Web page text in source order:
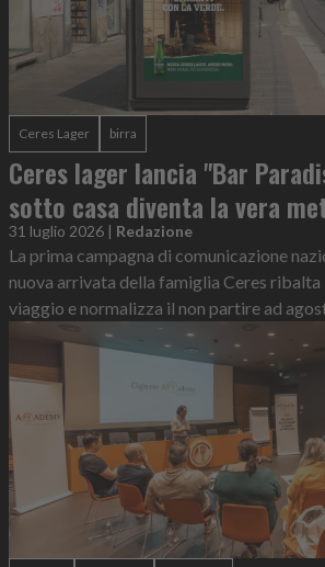
Ceres Lager birra
Ceres lager lancia "Bar
sotto casa diventa la vera
31 luglio 2026 | Redazione
La prima campagna di comunicazione
nuova arrivata della famiglia Ceres
viaggio e normalizza il non partire ad